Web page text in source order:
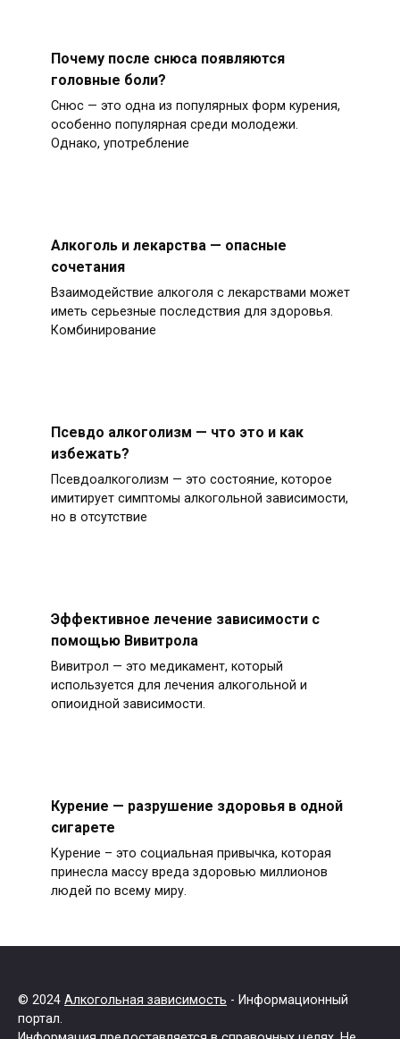
Почему после снюса появляются
головные боли?
Снюс — это одна из популярных форм курения,
особенно популярная среди молодежи.
Однако, употребление
Алкоголь и лекарства — опасные
сочетания
Взаимодействие алкоголя с лекарствами может
иметь серьезные последствия для здоровья.
Комбинирование
Псевдо алкоголизм — что это и как
избежать?
Псевдоалкоголизм — это состояние, которое
имитирует симптомы алкогольной зависимости,
но в отсутствие
Эффективное лечение зависимости с
помощью Вивитрола
Вивитрол — это медикамент, который
используется для лечения алкогольной и
опиоидной зависимости.
Курение — разрушение здоровья в одной
сигарете
Курение – это социальная привычка, которая
принесла массу вреда здоровью миллионов
людей по всему миру.
© 2024 Алкогольная зависимость - Информационный
портал.